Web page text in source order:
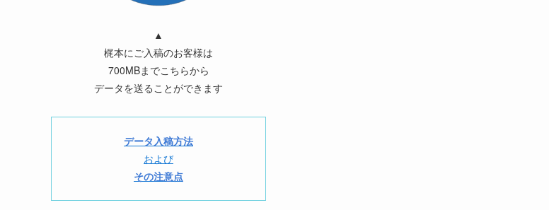
▲
梶本にご入稿のお客様は
700MBまでこちらから
データを送ることができます
データ入稿方法
および
その注意点